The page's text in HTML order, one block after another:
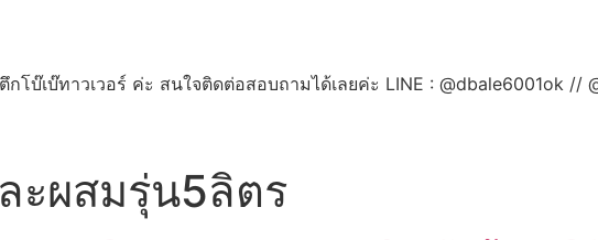
เบ๊ทาวเวอร์ ค่ะ สนใจติดต่อสอบถามได้เลยค่ะ LINE : @dbale6001ok //
ะผสมรุ่น5ลิตร